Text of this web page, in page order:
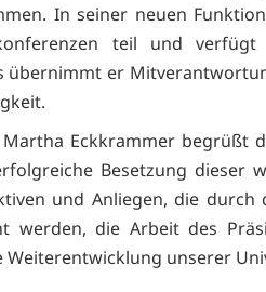
In seiner neuen
teil und
übernimmt er
Eckkrammer begrüßt
Besetzung dieser
und Anliegen, die durch
werden, die Arbeit des
unserer